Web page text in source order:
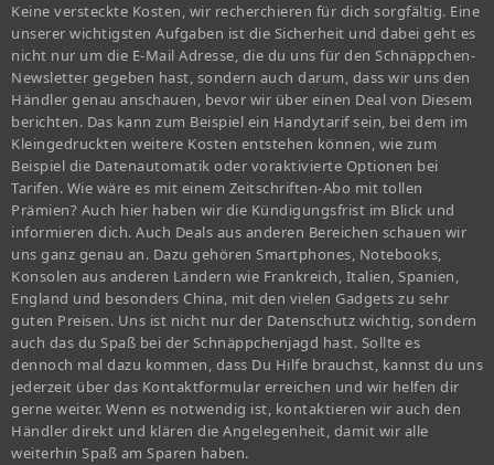
Keine versteckte Kosten, wir recherchieren für dich sorgfältig. Eine
unserer wichtigsten Aufgaben ist die Sicherheit und dabei geht es
nicht nur um die E-Mail Adresse, die du uns für den Schnäppchen-
Newsletter gegeben hast, sondern auch darum, dass wir uns den
Händler genau anschauen, bevor wir über einen Deal von Diesem
berichten. Das kann zum Beispiel ein Handytarif sein, bei dem im
Kleingedruckten weitere Kosten entstehen können, wie zum
Beispiel die Datenautomatik oder voraktivierte Optionen bei
Tarifen. Wie wäre es mit einem Zeitschriften-Abo mit tollen
Prämien? Auch hier haben wir die Kündigungsfrist im Blick und
informieren dich. Auch Deals aus anderen Bereichen schauen wir
uns ganz genau an. Dazu gehören Smartphones, Notebooks,
Konsolen aus anderen Ländern wie Frankreich, Italien, Spanien,
England und besonders China, mit den vielen Gadgets zu sehr
guten Preisen. Uns ist nicht nur der Datenschutz wichtig, sondern
auch das du Spaß bei der Schnäppchenjagd hast. Sollte es
dennoch mal dazu kommen, dass Du Hilfe brauchst, kannst du uns
jederzeit über das Kontaktformular erreichen und wir helfen dir
gerne weiter. Wenn es notwendig ist, kontaktieren wir auch den
Händler direkt und klären die Angelegenheit, damit wir alle
weiterhin Spaß am Sparen haben.